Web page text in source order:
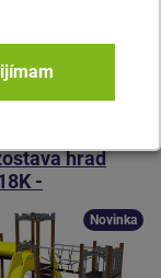
hrad
-
Novinka